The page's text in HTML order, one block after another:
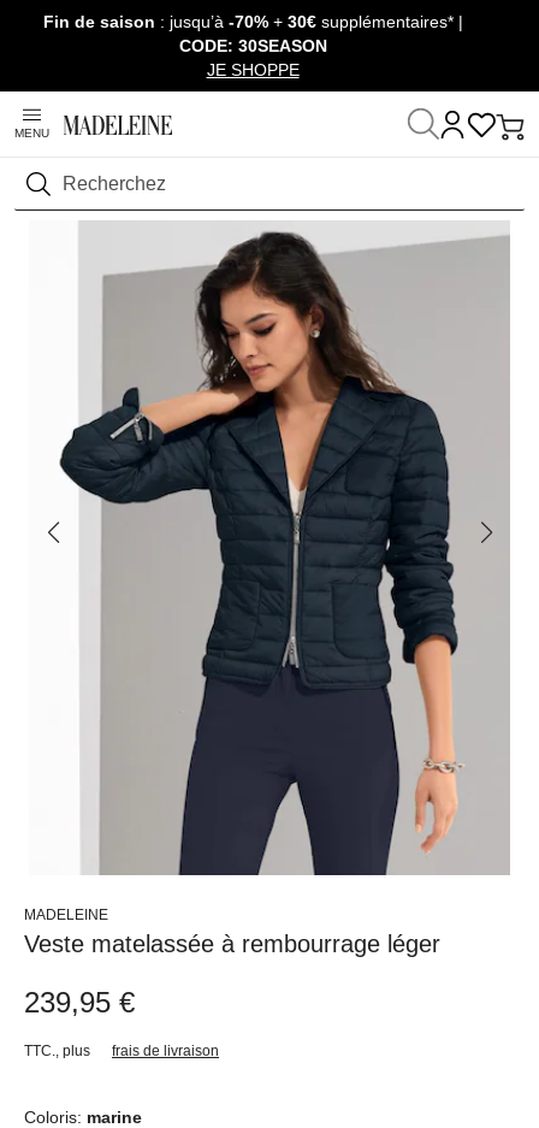
Passer la navigation, aller au contenu
Fin de saison : jusqu’à -70%+ 30€ supplémentaires* |
CODE: 30SEASON
JE SHOPPE
MENU
Rechercher
Maison Prêt-à-Porter
MADELEINE
Veste matelassée à rembourrage léger
239,95 €
TTC. plus frais de livraison
Coloris: marine